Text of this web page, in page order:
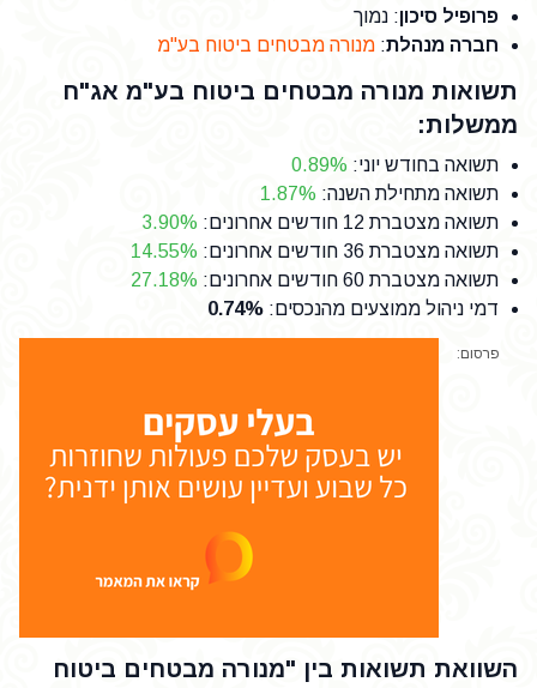
פרופיל סיכון: נמוך
חברה מנהלת: מנורה מבטחים ביטוח בע"מ
תשואות מנורה מבטחים ביטוח בע"מ אג"ח
ממשלות:
תשואה בחודש יוני:
0.89%
תשואה מתחילת השנה:
1.87%
תשואה מצטברת 12 חודשים אחרונים
:
3.90%
תשואה מצטברת 36 חודשים אחרונים
:
14.55%
תשואה מצטברת 60 חודשים אחרונים
:
27.18%
דמי ניהול ממוצעים מהנכסים:
0.74%
פרסום:
השוואת תשואות בין "מנורה מבטחים ביטוח